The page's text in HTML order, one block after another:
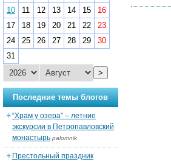
10
11 12 13 14 15
16
17
18 19 20 21 22
23
24
25 26 27 28 29
30
31
>
Последние темы блогов
“Храм у озера” – летние
экскурсии в Петропавловский
монастырь palomnik
Престольный праздник